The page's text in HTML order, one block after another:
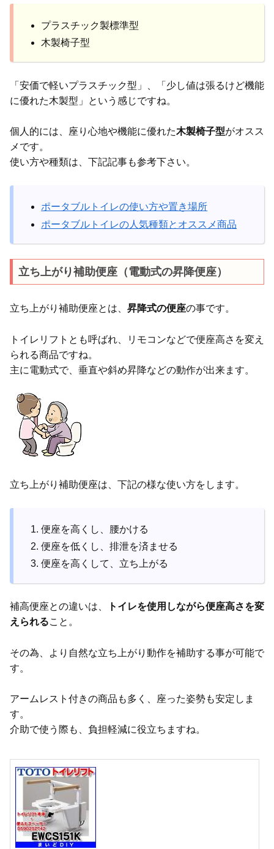
プラスチック製標準型
木製椅子型
「安価で軽いプラスチック型」、「少し値は張るけど機能
に優れた木製型」という感じですね。
個人的には、座り心地や機能に優れた木製椅子型がオスス
メです。
使い方や種類は、下記記事も参考下さい。
ポータブルトイレの使い方や置き場所
ポータブルトイレの人気種類とオススメ商品
立ち上がり補助便座（電動式の昇降便座）
立ち上がり補助便座とは、 昇降式の便座の事です。
トイレリフトとも呼ばれ、リモコンなどで便座高さを変え
られる商品ですね。
主に電動式で、垂直や斜め昇降などの動作が出来ます。
立ち上がり補助便座は、下記の様な使い方をします。
便座を高くし、腰かける
便座を低くし、排泄を済ませる
便座を高くして、立ち上がる
補高便座との違いは、
トイレを使用しながら便座高さを変
えられること。
その為、より自然な立ち上がり動作を補助する事が可能で
す。
アームレスト付きの商品も多く、座った姿勢も安定しま
す。
介助で使う際も、負担軽減に役立ちますね。